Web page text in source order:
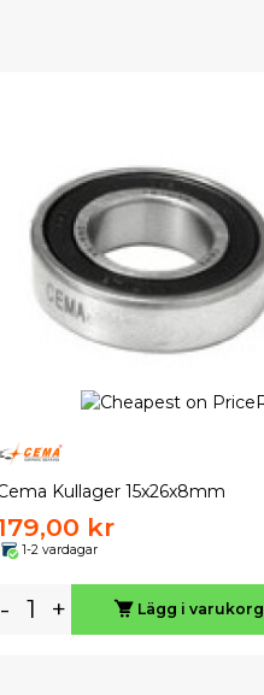
Kullager 15x26x8mm
kr
1-2 vardagar
- + Lägg i varukorg